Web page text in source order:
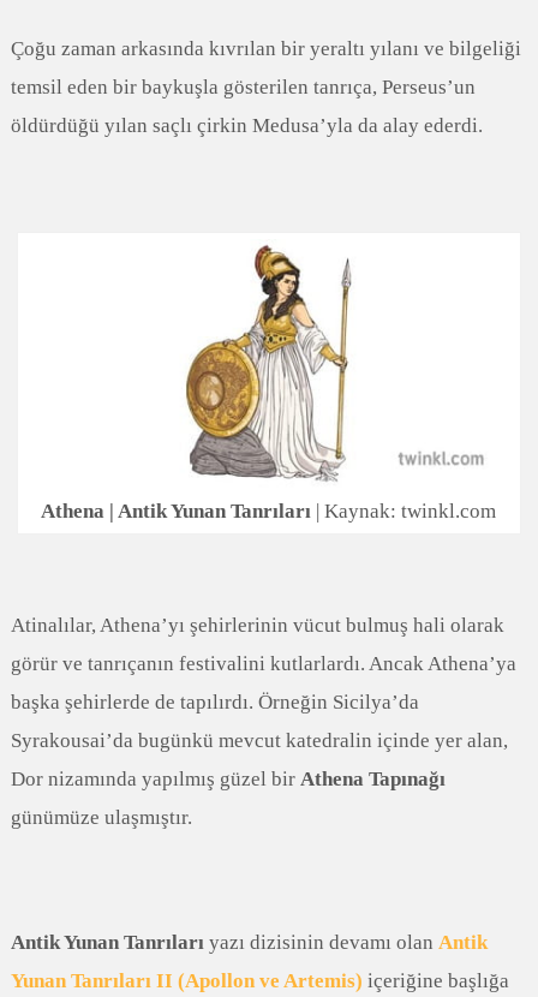
Çoğu zaman arkasında kıvrılan bir yeraltı yılanı ve bilgeliği
temsil eden bir baykuşla gösterilen tanrıça, Perseus’un
öldürdüğü yılan saçlı çirkin Medusa’yla da alay ederdi.
Athena | Antik Yunan Tanrıları | Kaynak: twinkl.com
Atinalılar, Athena’yı şehirlerinin vücut bulmuş hali olarak
görür ve tanrıçanın festivalini kutlarlardı. Ancak Athena’ya
başka şehirlerde de tapılırdı. Örneğin Sicilya’da
Syrakousai’da bugünkü mevcut katedralin içinde yer alan,
Dor nizamında yapılmış güzel bir Athena Tapınağı
günümüze ulaşmıştır.
Antik Yunan Tanrılarıyazı dizisinin devamı olan Antik
Yunan Tanrıları II (Apollon ve Artemis) içeriğine başlığa